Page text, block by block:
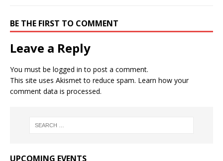
BE THE FIRST TO COMMENT
Leave a Reply
You must be logged in to post a comment.
This site uses Akismet to reduce spam. Learn how your
comment data is processed.
UPCOMING EVENTS